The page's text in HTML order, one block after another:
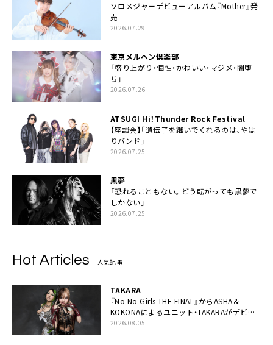
ソロメジャーデビューアルバム『Mother』発
売
2026.07.29
東京メルヘン倶楽部
「盛り上がり・個性・かわいい・マジメ・闇堕
ち」
2026.07.26
ATSUGI Hi！Thunder Rock Festival
【座談会】「遺伝子を継いでくれるのは、やは
りバンド」
2026.07.25
黒夢
「恐れることもない。どう転がっても黒夢で
しかない」
2026.07.25
Hot Articles 人気記事
TAKARA
『No No Girls THE FINAL』からASHA＆
KOKONAによるユニット・TAKARAがデビュ
ー
2026.08.05